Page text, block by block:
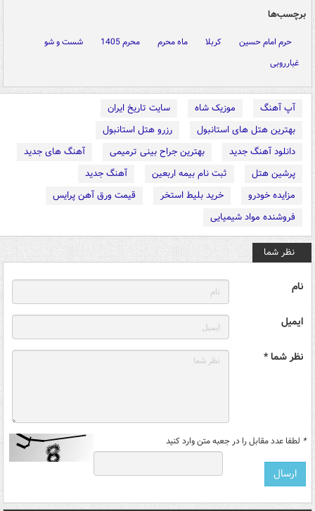
برچسب‌ها
حرم امام حسین کربلا ماه محرم محرم 1405
شست و شو
غبارروبی
آپ آهنگ موزیک شاه
سایت تاریخ ایران
بهترین هتل های استانبول
رزرو هتل استانبول
دانلود آهنگ جدید
بهترین جراح بینی ترمیمی
آهنگ های جدید
پرشین هتل
ثبت نام بیمه اربعین
آهنگ جدید
مزایده خودرو
خرید بلیط استخر
قیمت ورق آهن پرایس
فروشنده مواد شیمیایی
نظر شما
نام
ایمیل
نظر شما *
* لطفا عدد مقابل را در جعبه متن وارد کنید